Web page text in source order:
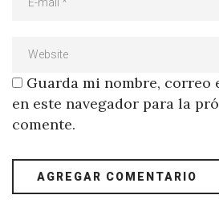
Guarda mi nombre, correo
en este navegador para la
comente.